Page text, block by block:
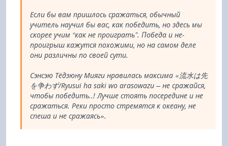
Если бы вам пришлось сражаться, обычный
учитель научил бы вас, как победить, но здесь мы
скорее учим “как не проиграть”. Победа и не-
проигрыш кажутся похожими, но на самом деле
они различны по своей сути.
Сэнсэю Тёдзюну Мияги нравилась максима «流水は先
を争わず/Ryusui ha saki wo arasowazu – не сражайся,
чтобы победить..! Лучше стоять посередине и не
сражаться. Реки просто стремятся к океану, не
спеша и не сражаясь».